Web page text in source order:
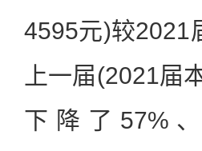
4595元)较2021
上一届(2021届
下降了57%